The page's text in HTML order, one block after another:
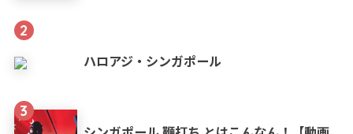
2
ハロアジ・シンガポール
3